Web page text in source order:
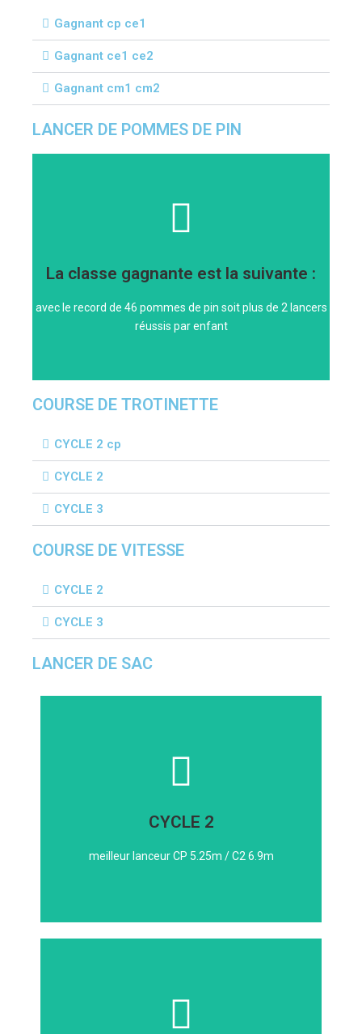
Gagnant cp ce1
Gagnant ce1 ce2
Gagnant cm1 cm2
LANCER DE POMMES DE PIN
La classe gagnante est la suivante :
avec le record de 46 pommes de pin soit plus de 2 lancers
réussis par enfant
Classe de Mme RIEDINGER
Bravo à tous
COURSE DE TROTINETTE
CYCLE 2 cp
CYCLE 2
CYCLE 3
COURSE DE VITESSE
CYCLE 2
CYCLE 3
LANCER DE SAC
CYCLE 2
meilleur lanceur CP 5.25m / C2 6.9m
meilleurs lanceurs
Classe de Mme Christophe : EMIR
Classe de Mme Keusch Wieser: